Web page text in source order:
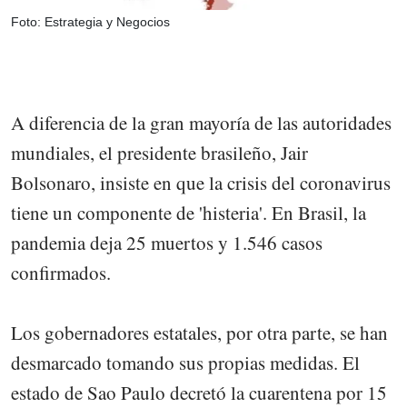
Foto: Estrategia y Negocios
A diferencia de la gran mayoría de las autoridades
mundiales, el presidente brasileño, Jair
Bolsonaro, insiste en que la crisis del coronavirus
tiene un componente de 'histeria'. En Brasil, la
pandemia deja 25 muertos y 1.546 casos
confirmados.
Los gobernadores estatales, por otra parte, se han
desmarcado tomando sus propias medidas. El
estado de Sao Paulo decretó la cuarentena por 15